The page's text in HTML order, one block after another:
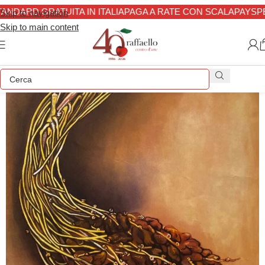
Skip to navigation
Skip to main content
GRATUITA IN ITALIAPAGA A RATE CON SCALAPAY